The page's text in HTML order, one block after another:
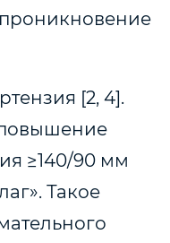
[2, 4].
≥140/90 мм
Такое